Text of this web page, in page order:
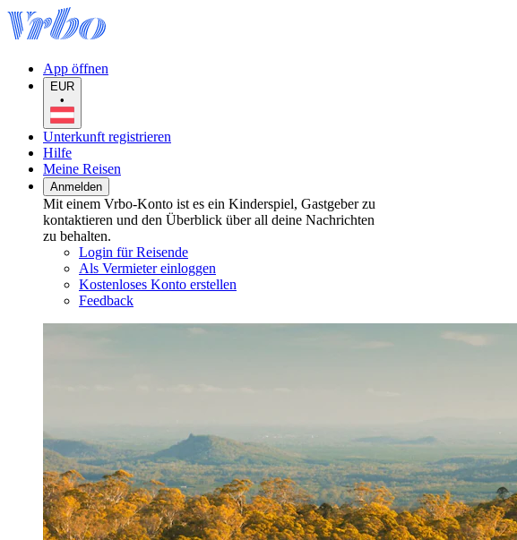
App öffnen
EUR
•
Unterkunft registrieren
Hilfe
Meine Reisen
Anmelden
Mit einem Vrbo-Konto ist es ein Kinderspiel, Gastgeber zu
kontaktieren und den Überblick über all deine Nachrichten
zu behalten.
Login für Reisende
Als Vermieter einloggen
Kostenloses Konto erstellen
Feedback